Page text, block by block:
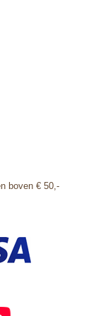
boven € 50,-